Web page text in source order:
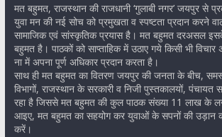
मत बहुमत, राजस्थान की राजधानी ‘गुलाबी नगर’ जयपुर से
युवा मन की नई सोच को प्रमुखता व स्पष्टता प्रदान करने
सामाजिक एवं सांस्कृतिक प्रयास है। मत बहुमत दरअसल
बहुमत है। पाठकों को साप्ताहिक में उठाए गये किसी भी विचार
ना में अपना पूर्ण अधिकार प्रदान करता है।
साथ ही मत बहुमत का वितरण जयपुर की जनता के बीच,
विभागों, राजस्थान के सरकारी व निजी पुस्तकालयों, पंचायत
रहा है जिससे मत बहुमत की कुल पाठक संख्या 11 लाख के
आइए, मत बहुमत का सहयोग कर युवाओं के सपनों की उड़ान
करें।